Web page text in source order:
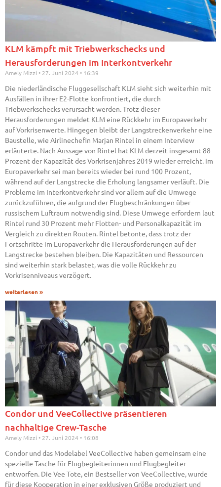
KLM kämpft mit Triebwerkschecks und
Herausforderungen im Interkontverkehr
Amely Mizzi 27. Juni 2024 16:39
Die niederländische Fluggesellschaft KLM sieht sich weiterhin mit
Ausfällen in ihrer E2-Flotte konfrontiert, die durch
Triebwerkschecks verursacht werden. Trotz dieser
Herausforderungen meldet KLM eine Rückkehr im Europaverkehr
auf Vorkrisenwerte. Hingegen bleibt der Langstreckenverkehr eine
Baustelle, wie Airlinechefin Marjan Rintel in einem Interview
erläuterte. Nach Aussage von Rintel hat KLM derzeit insgesamt 88
Prozent der Kapazität des Vorkrisenjahres 2019 wieder erreicht. Im
Europaverkehr sei man bereits wieder bei rund 100 Prozent,
während auf der Langstrecke die Erholung langsamer verläuft. Die
Probleme im Interkontverkehr sind vor allem auf die Umwege
zurückzuführen, die aufgrund der Flugbeschränkungen über
russischem Luftraum notwendig sind. Diese Umwege erfordern laut
Rintel rund 30 Prozent mehr Flotten- und Personalkapazität im
Vergleich zu direkten Routen. Rintel betonte, dass trotz der
Fortschritte im Europaverkehr die Herausforderungen auf der
Langstrecke bestehen bleiben. Die Kapazitäten und Ressourcen
sind weiterhin stark belastet, was die volle Rückkehr zu
Vorkrisenniveaus verzögert.
weiterlesen »
Condor und VeeCollective präsentieren
nachhaltige Crew-Tasche
Amely Mizzi 27. Juni 2024 16:08
Condor und das Modelabel VeeCollective haben gemeinsam eine
spezielle Tasche für Flugbegleiterinnen und Flugbegleiter
entworfen. Die Vee Tote, ein Bestseller von VeeCollective, wurde
für diese Kooperation in einer exklusiven Größe produziert und